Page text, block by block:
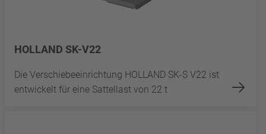
HOLLAND SK-V22
Die Verschiebeeinrichtung HOLLAND SK-S V22 ist
entwickelt für eine Sattellast von 22 t